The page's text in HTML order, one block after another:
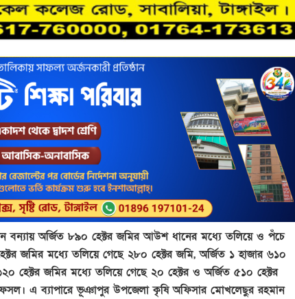
বন্যায় অর্জিত ৮৯০ হেক্টর জমির আউশ ধানের মধ্যে তলিয়ে ও পঁচে
জমির মধ্যে তলিয়ে গেছে ২৮০ হেক্টর জমি, অর্জিত ১ হাজার ৬১০
হেক্টর জমির মধ্যে তলিয়ে গেছে ২০ হেক্টর ও অর্জিত ৫১০ হেক্টর
এ ব্যাপারে ভূঞাপুর উপজেলা কৃষি অফিসার মোখলেছুর রহমান